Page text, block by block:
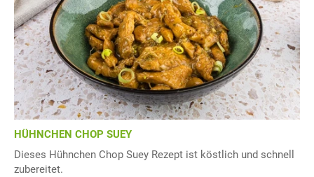
HÜHNCHEN CHOP SUEY
Dieses Hühnchen Chop Suey Rezept ist köstlich und schnell
zubereitet.